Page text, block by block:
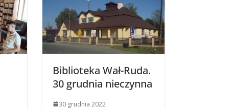
Biblioteka Wał-Ruda.
30 grudnia nieczynna
30 grudnia 2022